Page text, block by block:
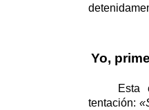
Yo,
Esta
tentación: